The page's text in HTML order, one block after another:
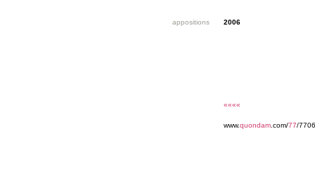
appositions 2006
««««
www.quondam .com/77/